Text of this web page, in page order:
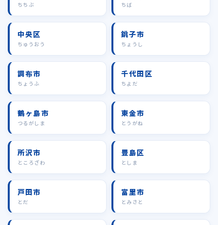
ちちぶ ちば
中央区
ちゅうおう
銚子市
ちょうし
調布市
ちょうふ
千代田区
ちよだ
鶴ヶ島市
つるがしま
東金市
とうがね
所沢市
ところざわ
豊島区
としま
戸田市
とだ
富里市
とみさと